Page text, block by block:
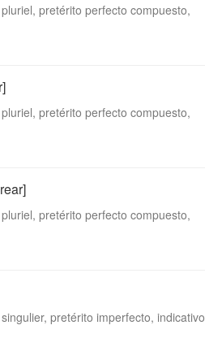
pretérito perfecto compuesto,
pretérito perfecto compuesto,
pretérito perfecto compuesto,
pretérito imperfecto, indicativo